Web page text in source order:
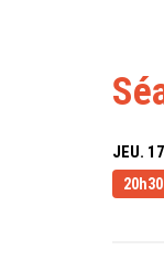
JEU.